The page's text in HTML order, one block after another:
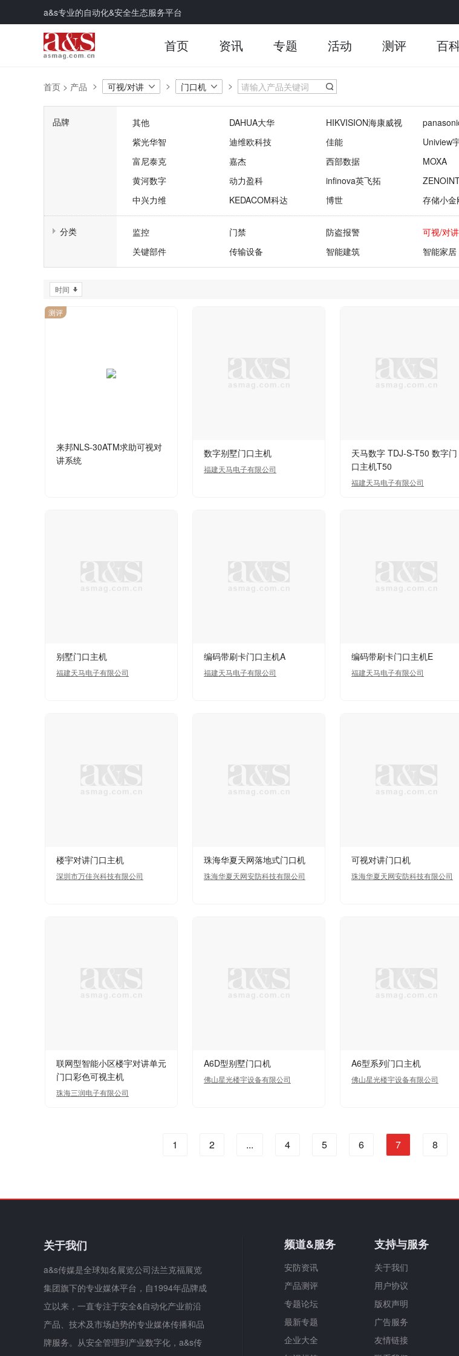
a&s专业的自动化&安全生态服务平台
首页 资讯 专题 活动 测评 百
首页 > 产品 可视/对讲 门口机
其他 DAHUA大华 HIKVISION海康威视
紫光华智
迪维欧科技 佳能 Uniview
富尼泰克
嘉杰 西部数据 MOXA
黄河数字
动力盈科 infinova英飞拓
特
中兴力维
KEDACOM科达 博世 存储小金
品牌
监控 门禁 防盗报警 可视/对讲
关键部件
传输设备 智能建筑 智能家居
分类
时间
测评
来邦NLS-30ATM求助可视对
讲系统
数字别墅门口主机
福建天马电子有限公司
天马数字 TDJ-S-T50 数字门
口主机T50
福建天马电子有限公司
别墅门口主机
福建天马电子有限公司
编码带刷卡门口主机A
福建天马电子有限公司
编码带刷卡门口主机E
福建天马电子有限公司
楼宇对讲门口主机
深圳市万佳兴科技有限公司
珠海华夏天网落地式门口机
珠海华夏天网安防科技有限公司
可视对讲门口机
珠海华夏天网安防科技有限公司
联网型智能小区楼宇对讲单元
门口彩色可视主机
珠海三润电子有限公司
A6D型别墅门口机
佛山星光楼宇设备有限公司
A6型系列门口主机
佛山星光楼宇设备有限公司
1 2 ... 4 5 6 7 8
关于我们
a&s传媒是全球知名展览公司法兰克福展览
集团旗下的专业媒体平台，自1994年品牌成
立以来，一直专注于安全&自动化产业前沿
产品、技术及市场趋势的专业媒体传播和品
牌服务。从安全管理到产业数字化，a&s传
频道&服务
安防资讯
产品测评
专题论坛
最新专题
企业大全
支持与服务
关于我们
用户协议
版权声明
广告服务
友情链接